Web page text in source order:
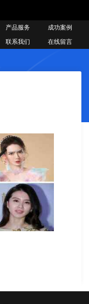
产品服务
成功案例
联系我们 在线留言